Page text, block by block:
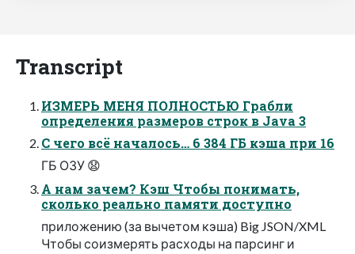
Transcript
ИЗМЕРЬ МЕНЯ ПОЛНОСТЬЮ Грабли
определения размеров строк в Java 3
С чего всё началось… 6 384 ГБ кэша при 16
ГБ ОЗУ 😧
А нам зачем? Кэш Чтобы понимать,
сколько реально памяти доступно
приложению (за вычетом кэша) Big JSON/XML
Чтобы соизмерять расходы на парсинг и